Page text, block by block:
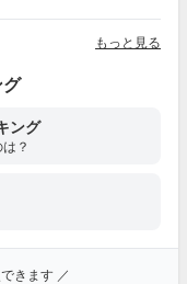
もっと見る
グ
ング
？
きます ／